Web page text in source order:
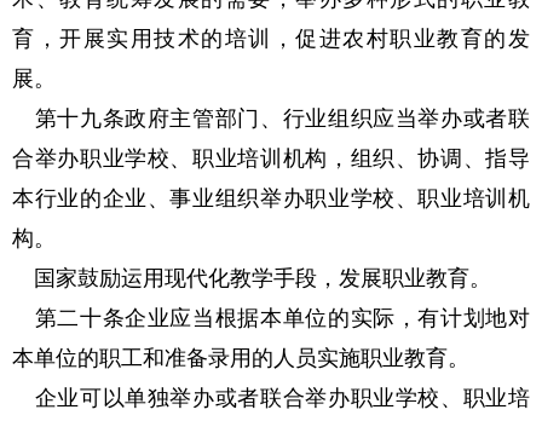
育，开展实用技术的培训，促进农村职业教育的发
展。
第十九条政府主管部门、行业组织应当举办或者联
合举办职业学校、职业培训机构，组织、协调、指导
本行业的企业、事业组织举办职业学校、职业培训机
构。
国家鼓励运用现代化教学手段，发展职业教育。
第二十条企业应当根据本单位的实际，有计划地对
本单位的职工和准备录用的人员实施职业教育。
企业可以单独举办或者联合举办职业学校、职业培